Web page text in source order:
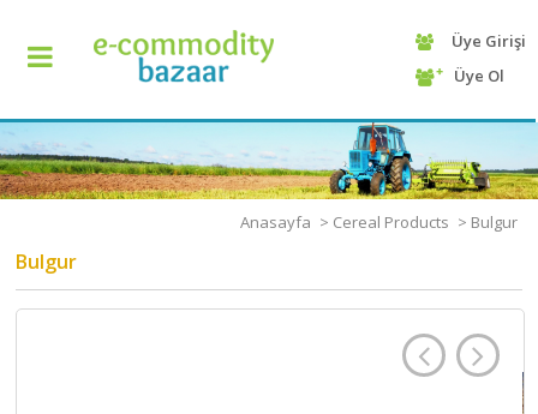
+90
425
13
70
Üye Girişi
Üye Ol
Anasayfa > Cereal Products > Bulgur
Bulgur